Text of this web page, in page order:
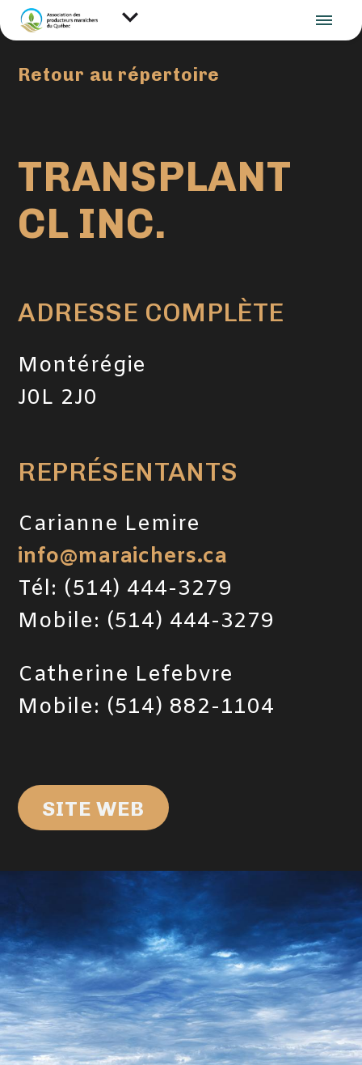
Retour au répertoire
TRANSPLANT
CL INC.
ADRESSE COMPLÈTE
Montérégie
J0L 2J0
REPRÉSENTANTS
Carianne Lemire
info@maraichers.ca
Tél: (514) 444-3279
Mobile: (514) 444-3279
Catherine Lefebvre
Mobile: (514) 882-1104
SITE WEB